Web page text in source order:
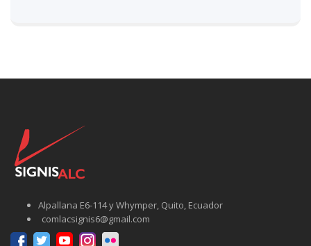
Alpallana E6-114 y Whymper, Quito, Ecuador
comlacsignis6@gmail.com